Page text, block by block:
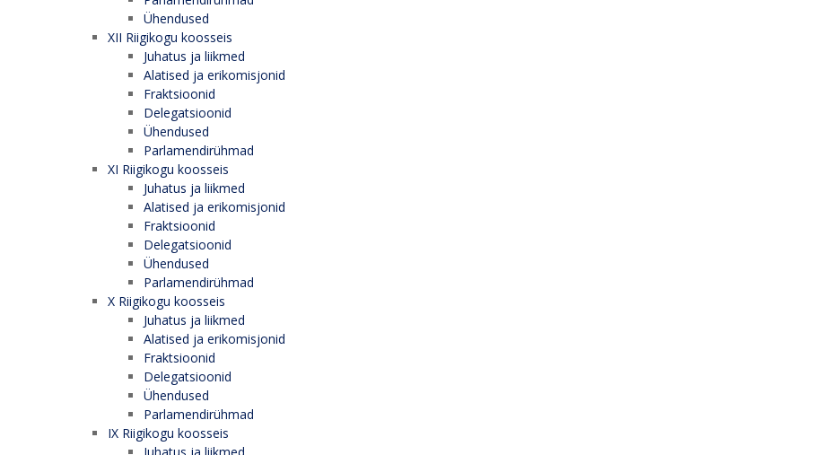
Ühendused
XII Riigikogu koosseis
Juhatus ja liikmed
Alatised ja erikomisjonid
Fraktsioonid
Delegatsioonid
Ühendused
Parlamendirühmad
XI Riigikogu koosseis
Juhatus ja liikmed
Alatised ja erikomisjonid
Fraktsioonid
Delegatsioonid
Ühendused
Parlamendirühmad
X Riigikogu koosseis
Juhatus ja liikmed
Alatised ja erikomisjonid
Fraktsioonid
Delegatsioonid
Ühendused
Parlamendirühmad
IX Riigikogu koosseis